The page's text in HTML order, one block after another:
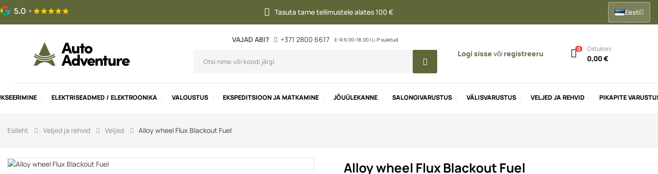
Tasuta tarne tellimustele alates 100 € Eesti
VAJAD ABI? +371 2800 6617 E–R 9.00–18.00 | L–P suletud
Logi sisse või registreeru
0 Ostukorv
0,00 €
ELEKTRISEADMED / ELEKTROONIKA VALGUSTUS EKSPEDITSIOON JA MATKAMINE JÕUÜLEKANNE SALONGIVARUSTUS VÄLISVARUSTUS VELJED JA REHVID PIKAPITE
Esileht Veljed ja rehvid Veljed Alloy wheel Flux Blackout Fuel
Alloy wheel Flux Blackout Fuel